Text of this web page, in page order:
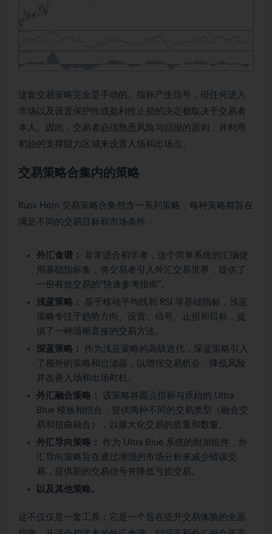
这套交易策略完全是手动的。指标产生信号，但任何进入
市场以及设置保护性或盈利性止损的决定都取决于交易者
本人。因此，交易者必须熟悉风险与回报的原则，并利用
初始的支撑阻力区域来设置入场和出场点。
交易策略合集内的策略
Russ Horn 交易策略合集包含一系列策略，每种策略都旨在
满足不同的交易目标和市场条件：
外汇食谱：
非常适合初学者，这个简单系统的汇编使
用基础指标集，将交易者引入外汇交易世界，提供了
一份有效交易的“快速参考指南”。
浅蓝策略：
基于移动平均线和 RSI 等基础指标，浅蓝
策略专注于趋势方向、设置、信号、止损和目标，提
供了一种清晰直接的交易方法。
深蓝策略：
作为浅蓝策略的高级迭代，深蓝策略引入
了额外的策略和过滤器，以增强交易机会、降低风险
并改善入场和出场时机。
外汇融合策略：
该策略将圆点指标与原始的 Ultra
Blue 模板相结合，提供两种不同的交易类型（融合交
易和扭曲融合），以最大化交易的质量和数量。
外汇导向策略：
作为 Ultra Blue 系统的附加组件，外
汇导向策略旨在通过增强的市场分析来减少错误交
易，提供新的交易信号并降低亏损交易。
以及其他策略。
这不仅仅是一套工具；它是一个旨在提升交易体验的全面